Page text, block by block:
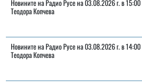
Новините на Радио Русе на 03.08.2026 г. в 15:00
Теодора Копчева
Новините на Радио Русе на 03.08.2026 г. в 14:00
Теодора Копчева